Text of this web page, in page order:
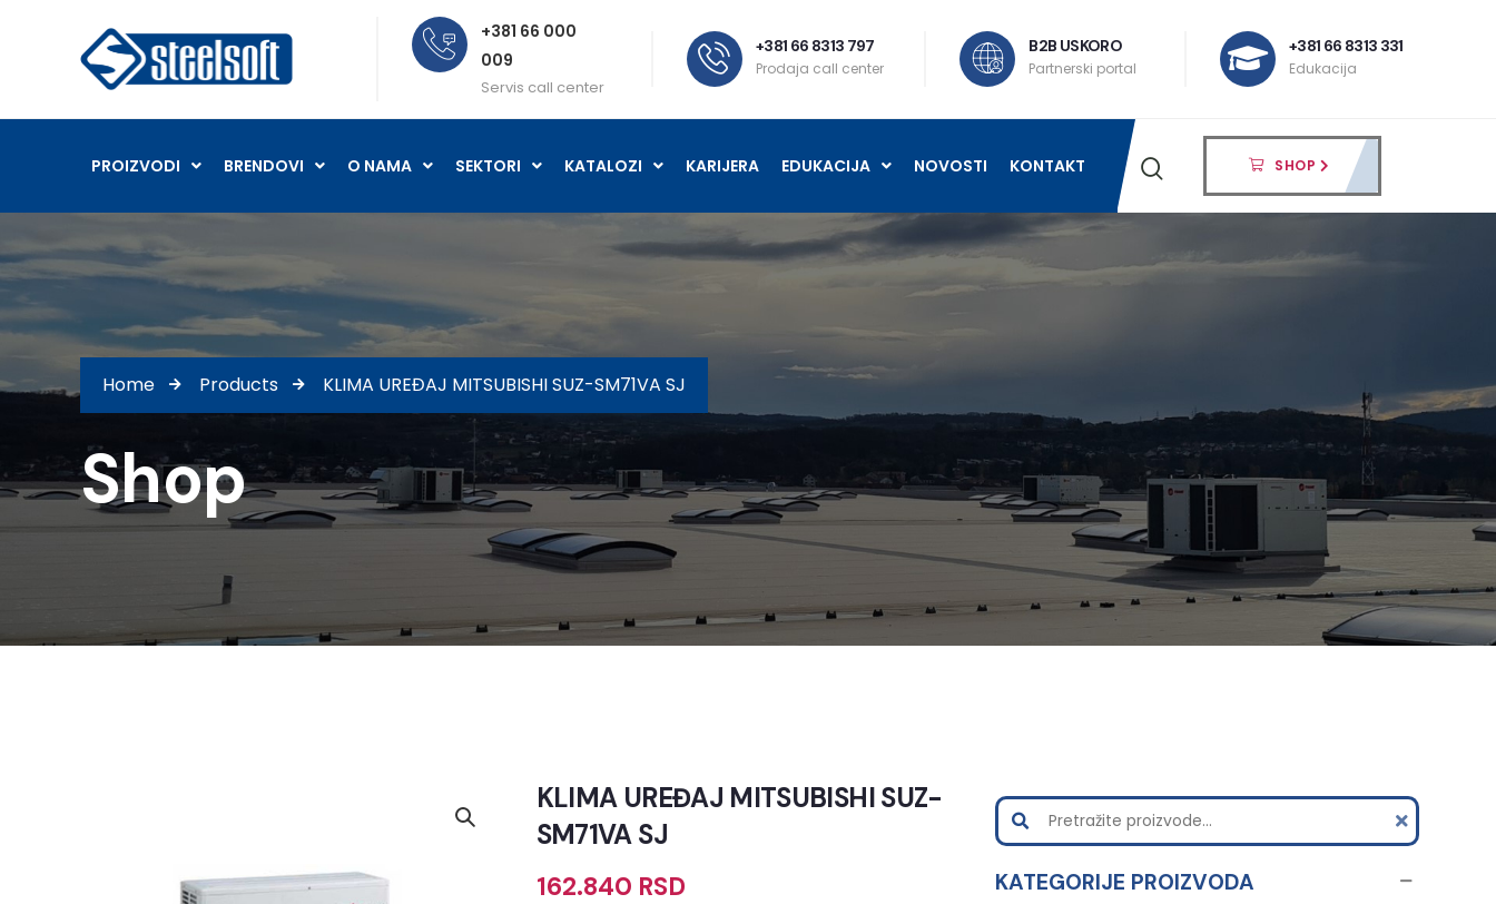
+381 66 000
009
Servis call center
+381 66 8313 797
Prodaja call center
B2B USKORO
Partnerski portal
+381 66 8313 331
Edukacija
PROIZVODI BRENDOVI O NAMA SEKTORI KATALOZI KARIJERA EDUKACIJA NOVOSTI KONTAKT SHOP
Home Products KLIMA UREĐAJ MITSUBISHI SUZ-SM71VA SJ
Shop
KLIMA UREĐAJ MITSUBISHI SUZ-
SM71VA SJ
162.840 RSD KATEGORIJE PROIZVODA